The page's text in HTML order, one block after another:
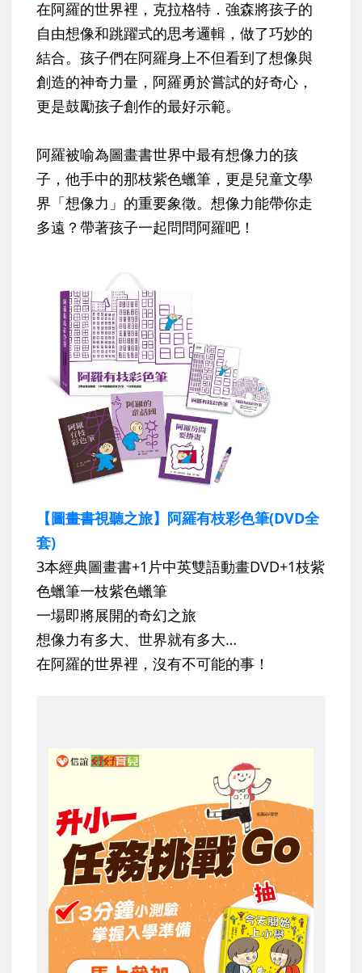
在阿羅的世界裡，克拉格特．強森將孩子的
自由想像和跳躍式的思考邏輯，做了巧妙的
結合。孩子們在阿羅身上不但看到了想像與
創造的神奇力量，阿羅勇於嘗試的好奇心，
更是鼓勵孩子創作的最好示範。
阿羅被喻為圖畫書世界中最有想像力的孩
子，他手中的那枝紫色蠟筆，更是兒童文學
界「想像力」的重要象徵。想像力能帶你走
多遠？帶著孩子一起問問阿羅吧！
【圖畫書視聽之旅】阿羅有枝彩色筆(DVD全
套)
3本經典圖畫書+1片中英雙語動畫DVD+1枝紫
色蠟筆一枝紫色蠟筆
一場即將展開的奇幻之旅
想像力有多大、世界就有多大…
在阿羅的世界裡，沒有不可能的事！